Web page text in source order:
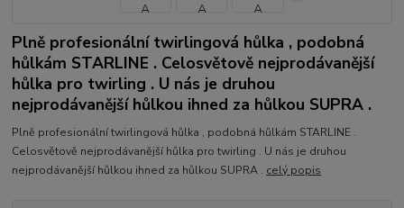
Plně profesionální twirlingová hůlka , podobná
hůlkám STARLINE . Celosvětově nejprodávanější
hůlka pro twirling . U nás je druhou
nejprodávanější hůlkou ihned za hůlkou SUPRA .
Plně profesionální twirlingová hůlka , podobná hůlkám STARLINE .
Celosvětově nejprodávanější hůlka pro twirling . U nás je druhou
nejprodávanější hůlkou ihned za hůlkou SUPRA . celý popis